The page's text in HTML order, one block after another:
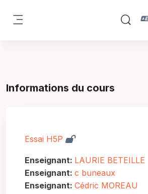
Informations du cours
Essai H5P
Enseignant: LAURIE BETEILLE
Enseignant: c buneaux
Enseignant: Cédric MOREAU